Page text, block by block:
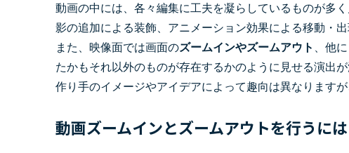
Media.io
AI動画・画像・音楽ジェネレーター
SelfyzAI
ToMoviee AI
オールインワンAI生成プラットフォーム
Filmora - iPad版
オンライン Filmora - オンライン動画編集
AI オブ
NEW
マーケター
音声編集の基本知識
クリエイター収益化
プログラム
創造力を収益に変えましょう！
友達紹介
招待して、ポ
動画の中には、各々編集に工夫を凝らしているものが多
影の追加による装飾、アニメーション効果による移動・
また、映像面では画面のズームインやズームアウト
、他
たかもそれ以外のものが存在するかのように見せる演出が
作り手のイメージやアイデアによって趣向は異なります
動画ズームインとズームアウトを行うに